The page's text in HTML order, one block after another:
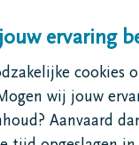
ervaring
cookies
wij jouw
Aanvaard